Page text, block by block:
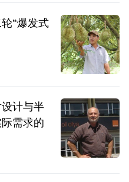
“爆发式
计与半
需求的